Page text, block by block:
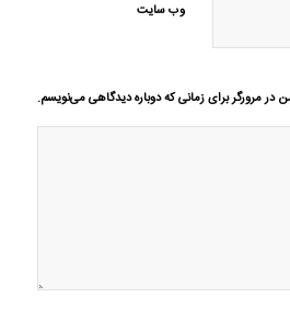
وب‌ سایت
در مرورگر برای زمانی که دوباره دیدگاهی می‌نویسم.